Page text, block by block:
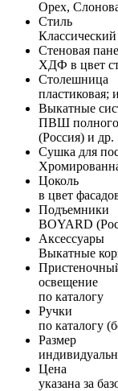
Орех,
Стиль
Классический
Стеновая
ХДФ в цвет
Столешница
пластиковая;
Выкатные
ПВШ полного
(Россия) и др.
Сушка для
Цоколь
в цвет
Подъемники
BOYARD
Аксессуары
Выкатные
освещение
по каталогу
Ручки
по каталогу
Размер
Цена
указана за